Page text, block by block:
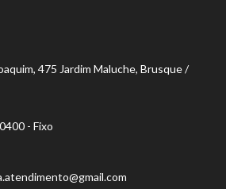
475 Jardim Maluche, Brusque /
- Fixo